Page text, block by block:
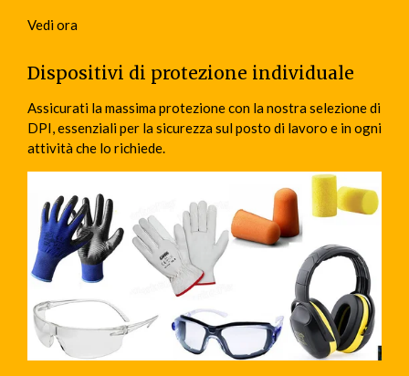
Vedi ora
Dispositivi di protezione individuale
Assicurati la massima protezione con la nostra selezione di
DPI, essenziali per la sicurezza sul posto di lavoro e in ogni
attività che lo richiede.